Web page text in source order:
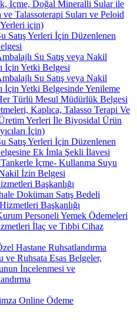
İçme, Doğal Mineralli Sular ile
ve Talassoterapi Suları ve Peloid
için)
Satış Yerleri İçin Düzenlenen
Su Satış veya Nakil
İçin Yetki Belgesi
Su Satış veya Nakil
İçin Yetki Belgesinde Yenileme
Türlü Mesul Müdürlük Belgesi
Kaplıca, Talasso Terapi Ve
Yerleri İle Biyosidal Ürün
İçin)
Satış Yerleri İçin Düzenlenen
Ek İmla Şekli İlavesi
İçme- Kullanma Suyu
İzin Belgesi
Başkanlığı
Doküman Satış Bedeli
Başkanlığı
Personeli Yemek Ödemeleri
İlaç ve Tıbbi Cihaz
Hastane Ruhsatlandırma
ve Ruhsata Esas Belgeler,
İncelenmesi ve
Online Ödeme